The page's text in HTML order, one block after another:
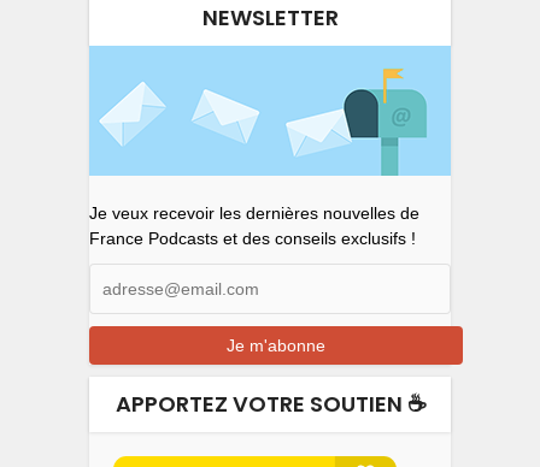
NEWSLETTER
Je veux recevoir les dernières nouvelles de
France Podcasts et des conseils exclusifs !
APPORTEZ VOTRE SOUTIEN ☕️